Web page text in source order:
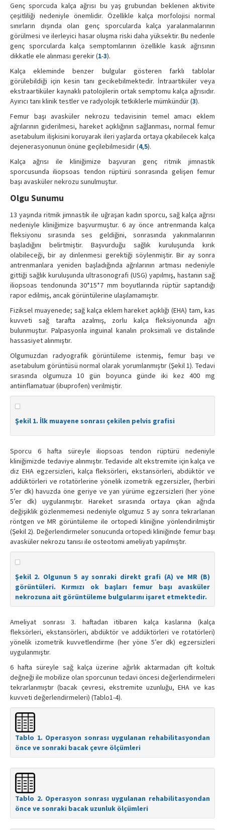
Genç sporcuda kalça ağrısı bu yaş grubundan beklenen aktivite
çeşitliliği nedeniyle önemlidir. Özellikle kalça morfolojisi normal
sınırların dışında olan genç sporcularda kalça yaralanmalarının
görülmesi ve ilerleyici hasar oluşma riski daha yüksektir. Bu nedenle
genç sporcularda kalça semptomlarının özellikle kasık ağrısının
dikkatle ele alınması gerekir (1-3).
Kalça ekleminde benzer bulgular gösteren farklı tablolar
görülebildiği için kesin tanı gecikebilmektedir. İntraartiküler veya
ekstraartiküler kaynaklı patolojilerin ortak semptomu kalça ağrısıdır.
Ayırıcı tanı klinik testler ve radyolojik tetkiklerle mümkündür (3).
Femur başı avasküler nekrozu tedavisinin temel amacı eklem
ağrılarının giderilmesi, hareket açıklığının sağlanması, normal femur
asetabulum ilişkisini koruyarak ileri yaşlarda ortaya çıkabilecek kalça
dejenerasyonunun önüne geçilebilmesidir (4,5).
Kalça ağrısı ile kliniğimize başvuran genç ritmik jimnastik
sporcusunda iliopsoas tendon rüptürü sonrasında gelişen femur
başı avasküler nekrozu sunulmuştur.
Olgu Sunumu
13 yaşında ritmik jimnastik ile uğraşan kadın sporcu, sağ kalça ağrısı
nedeniyle kliniğimize başvurmuştur. 6 ay önce antrenmanda kalça
fleksiyonu sırasında ses geldiğini, sonrasında yakınmalarının
başladığını belirtmiştir. Başvurduğu sağlık kuruluşunda kırık
olabileceği, bir ay dinlenmesi gerektiği söylenmiştir. Bir ay sonra
antrenmanlara yeniden başladığında ağrılarının artması nedeniyle
gittiği sağlık kuruluşunda ultrasonografi (USG) yapılmış, hastanın sağ
iliopsoas tendonunda 30*15*7 mm boyutlarında rüptür saptandığı
rapor edilmiş, ancak görüntülerine ulaşılamamıştır.
Fiziksel muayenede; sağ kalça eklem hareket açıklığı (EHA) tam, kas
kuvveti sağ tarafta azalmış, zorlu kalça fleksiyonunda ağrı
bulunmuştur. Palpasyonla inguinal kanalın proksimali ve distalinde
hassasiyet alınmıştır.
Olgumuzdan radyografik görüntüleme istenmiş, femur başı ve
asetabulum görüntüsü normal olarak yorumlanmıştır (Şekil 1). Tedavi
sırasında olgumuza 10 gün boyunca günde iki kez 400 mg
antiinflamatuar (ibuprofen) verilmiştir.
Şekil 1. İlk muayene sonrası çekilen pelvis grafisi
Sporcu 6 hafta süreyle iliopsoas tendon rüptürü nedeniyle
kliniğimizde tedaviye alınmıştır. Tedavide alt ekstremite için kalça ve
diz EHA egzersizleri, kalça fleksörleri, ekstansörleri, abdüktör ve
addüktörleri ve rotatörlerine yönelik izometrik egzersizler, (herbiri
5’er dk) havuzda öne geriye ve yan yürüme egzersizleri (her yöne
5’er dk) uygulanmıştır. Hareket sırasında ortaya çıkan ağrıda
değişiklik gözlenmemesi nedeniyle olgumuz 5 ay sonra tekrarlanan
röntgen ve MR görüntüleme ile ortopedi kliniğine yönlendirilmiştir
(Şekil 2). Değerlendirmeler sonucunda ortopedi kliniğinde femur başı
avasküler nekrozu tanısı ile osteotomi ameliyatı yapılmıştır.
Şekil 2. Olgunun 5 ay sonraki direkt grafi (A) ve MR (B)
görüntüleri. Kırmızı ok başları femur başı avasküler
nekrozuna ait görüntüleme bulgularını işaret etmektedir.
Ameliyat sonrası 3. haftadan itibaren kalça kaslarına (kalça
fleksörleri, ekstansörleri, abdüktör ve addüktörleri ve rotatörleri)
yönelik izometrik kuvvetlendirme (her yöne 5’er dk) egzersizleri
uygulanmıştır.
6 hafta süreyle sağ kalça üzerine ağırlık aktarmadan çift koltuk
değneği ile mobilize olan sporcunun tedavi öncesi değerlendirmeleri
tekrarlanmıştır (bacak çevresi, ekstremite uzunluğu, EHA ve kas
kuvveti değerlendirmeleri) (Tablo1-4).
Tablo 1. Operasyon sonrası uygulanan rehabilitasyondan
önce ve sonraki bacak çevre ölçümleri
Tablo 2. Operasyon sonrası uygulanan rehabilitasyondan
önce ve sonraki bacak uzunluk ölçümleri